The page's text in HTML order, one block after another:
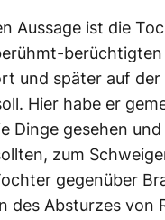
Aussage ist die
berüchtigten
und später auf
Hier habe er
Dinge gesehen
zum
gegenüber
des Absturzes von